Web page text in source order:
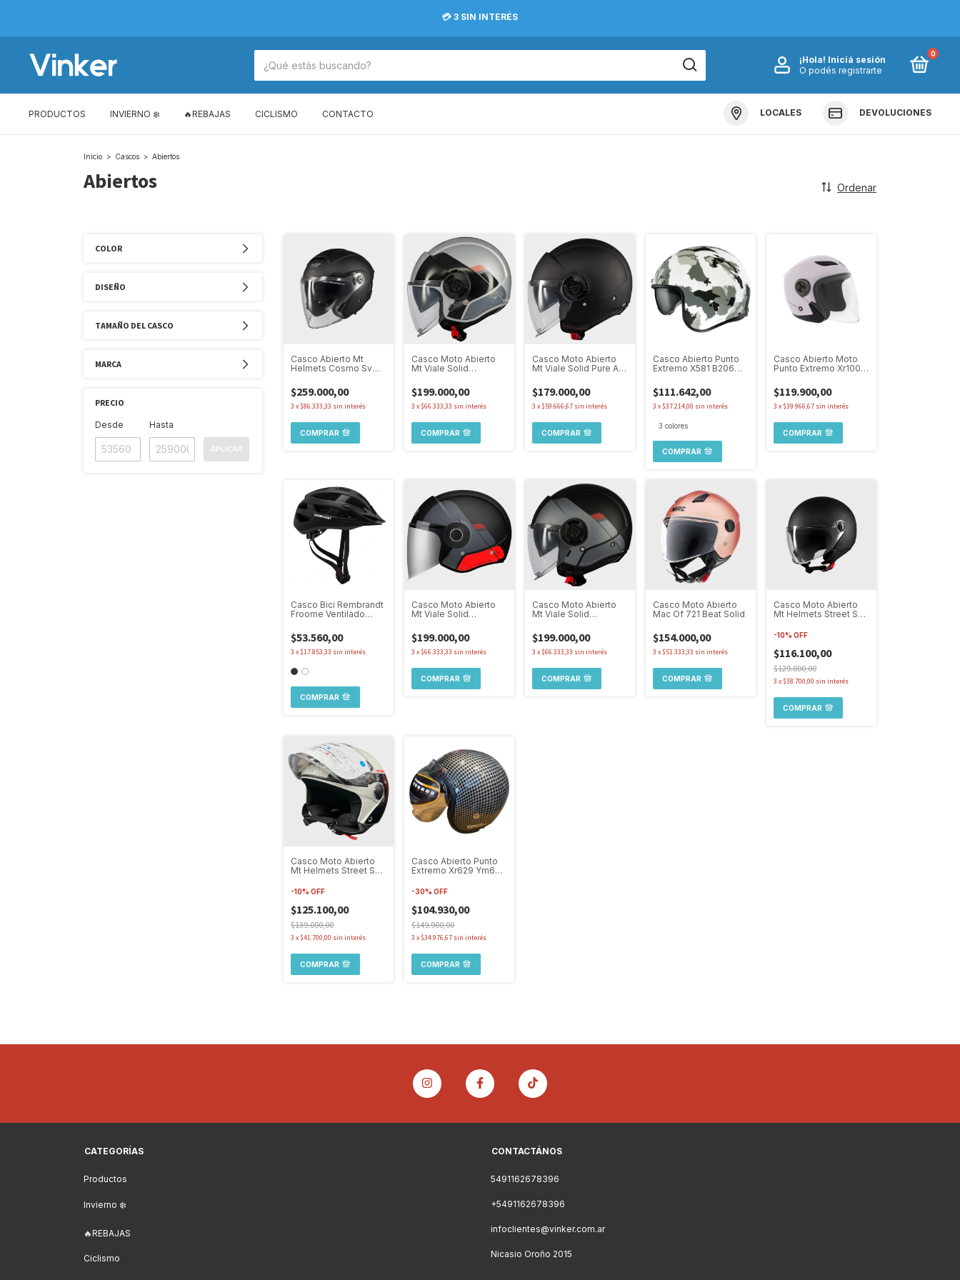
💳 3 SIN INTERÉS
¡Hola! Iniciá sesión
O podés registrarte
0
PRODUCTOS INVIERNO ❄️ 🔥REBAJAS CICLISMO CONTACTO LOCALES DEVOLUCIONES
Inicio > Cascos > Abiertos
Abiertos Ordenar
COLOR
DISEÑO
TAMAÑO DEL CASCO
MARCA
PRECIO
Desde Hasta
APLICAR
Casco Abierto Mt
Helmets Cosmo Sv
A1
$259.000,00
3 x $86.333,33 sin interés
COMPRAR
Casco Moto Abierto
Mt Viale Solid
Visor
$199.000,00
3 x $66.333,33 sin interés
COMPRAR
Casco Moto Abierto
Mt Viale Solid Pure A1
$179.000,00
3 x $59.666,67 sin interés
COMPRAR
Casco Abierto Punto
Extremo X581 B206
$111.642,00
3 x $37.214,00 sin interés
3 colores
COMPRAR
Casco Abierto Moto
Punto Extremo Xr100
$119.900,00
3 x $39.966,67 sin interés
COMPRAR
Casco Bici Rembrandt
Froome Ventilado
Visera
$53.560,00
3 x $17.853,33 sin interés
COMPRAR
Casco Moto Abierto
Mt Viale Solid
Visor
$199.000,00
3 x $66.333,33 sin interés
COMPRAR
Casco Moto Abierto
Mt Viale Solid
Visor
$199.000,00
3 x $66.333,33 sin interés
COMPRAR
Casco Moto Abierto
Mac Of 721 Beat Solid
$154.000,00
3 x $51.333,33 sin interés
COMPRAR
Casco Moto Abierto
Mt Helmets Street S
-10% OFF
$116.100,00
$129.000,00
3 x $38.700,00 sin interés
COMPRAR
Casco Moto Abierto
Mt Helmets Street S
-10% OFF
$125.100,00
$139.000,00
3 x $41.700,00 sin interés
COMPRAR
Casco Abierto Punto
Extremo Xr629 Ym629
-30% OFF
$104.930,00
$149.900,00
3 x $34.976,67 sin interés
COMPRAR
CATEGORÍAS
Productos
Invierno ❄️
🔥REBAJAS
Ciclismo
CONTACTÁNOS
5491162678396
+5491162678396
infoclientes@vinker.com.ar
Nicasio Oroño 2015